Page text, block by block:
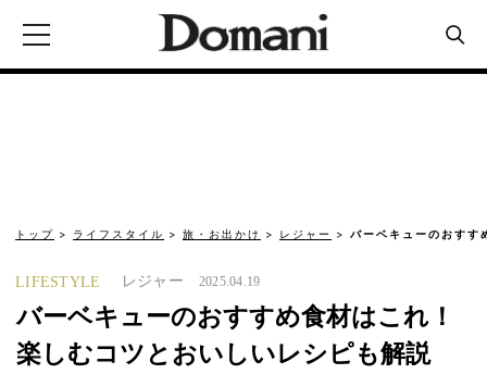
トップ ライフスタイル 旅・お出かけ レジャー バーベキューのおすす
LIFESTYLE レジャー 2025.04.19
バーベキューのおすすめ食材はこれ！
楽しむコツとおいしいレシピも解説